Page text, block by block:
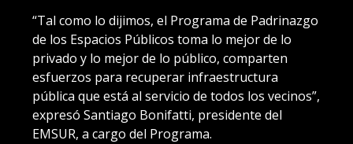
“Tal como lo dijimos, el Programa de Padrinazgo
de los Espacios Públicos toma lo mejor de lo
privado y lo mejor de lo público, comparten
esfuerzos para recuperar infraestructura
pública que está al servicio de todos los vecinos”,
expresó Santiago Bonifatti, presidente del
EMSUR, a cargo del Programa.